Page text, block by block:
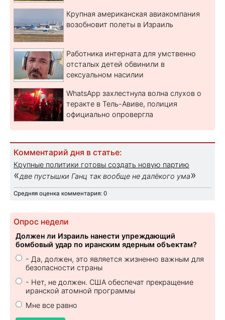
Крупная американская авиакомпания
возобновит полеты в Израиль
Работника интерната для умственно
отсталых детей обвинили в
сексуальном насилии
WhatsApp захлестнула волна слухов о
теракте в Тель-Авиве, полиция
официально опровергла
Комментарий дня в статье:
Крупные политики готовы создать новую партию
«две пустышки Ганц так вообще не далёкого ума»
Средняя оценка комментария: 0
Опрос недели
Должен ли Израиль нанести упреждающий
бомбовый удар по иранским ядерным объектам?
- Да, должен, это является жизненно важным для
безопасности страны
- Нет, не должен. США обеспечат прекращение
иранской атомной программы
Мне все равно